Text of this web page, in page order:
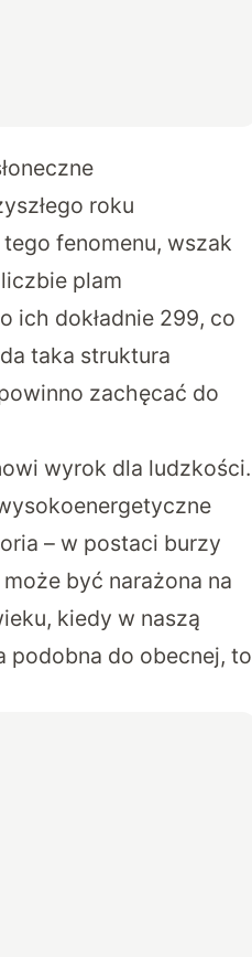
roku
fenomenu, wszak
plam
ich dokładnie 299, co
taka struktura
zachęcać do
wyrok dla ludzkości.
– w postaci burzy
być narażona na
kiedy w naszą
podobna do obecnej, to